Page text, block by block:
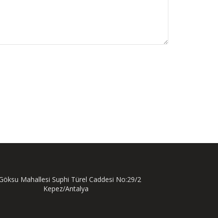
Mahallesi Suphi Türel Caddesi No:29/2
Kepez/Antalya